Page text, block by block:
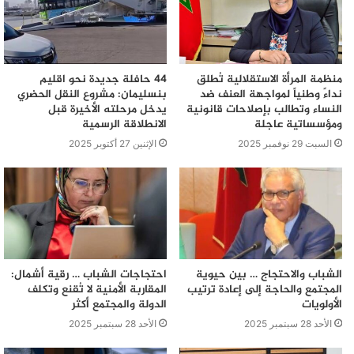
منظمة المرأة الاستقلالية تُطلق
نداءً وطنياً لمواجهة العنف ضد
النساء وتطالب بإصلاحات قانونية
ومؤسساتية عاجلة
السبت 29 نوفمبر 2025
44 حافلة جديدة نحو اقليم
بنسليمان: مشروع النقل الحضري
يدخل مرحلته الأخيرة قبل
الانطلاقة الرسمية
الإثنين 27 أكتوبر 2025
الشباب والاحتجاج … بين حيوية
المجتمع والحاجة إلى إعادة ترتيب
الأولويات
الأحد 28 سبتمبر 2025
احتجاجات الشباب … رقية أشمال:
المقاربة الأمنية لا تُقنع وتكلف
الدولة والمجتمع أكثر
الأحد 28 سبتمبر 2025